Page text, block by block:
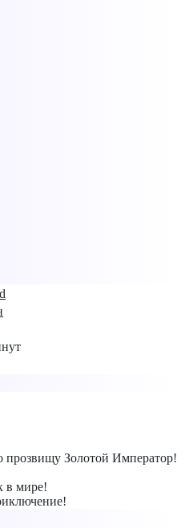
прозвищу Золотой Император!
в мире!